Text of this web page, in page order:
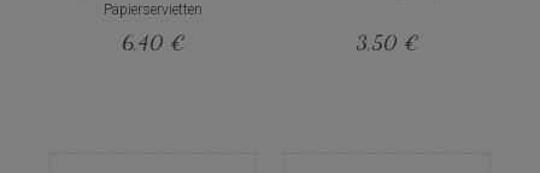
Papierservietten
6,40 € 3,50 €